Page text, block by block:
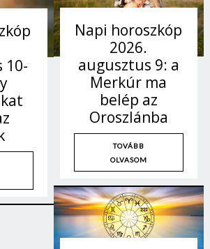
10-
Napi horoszkóp
2026.
augusztus 9: a
Merkúr ma
belép az
Oroszlánba
TOVÁBB
OLVASOM